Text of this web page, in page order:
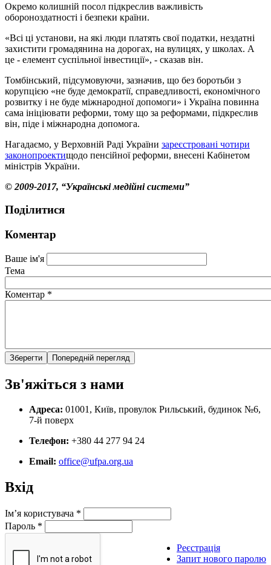
Окремо колишній посол підкреслив важливість
обороноздатності і безпеки країни.
«Всі ці установи, на які люди платять свої податки, нездатні
захистити громадянина на дорогах, на вулицях, у школах. А
це - елемент суспільної інвестиції», - сказав він.
Томбінський, підсумовуючи, зазначив, що без боротьби з
корупцією «не буде демократії, справедливості, економічного
розвитку і не буде міжнародної допомоги» і Україна повинна
сама ініціювати реформи, тому що за реформами, підкреслив
він, піде і міжнародна допомога.
Нагадаємо, у Верховній Раді України зареєстровані чотири
законопроектищодо пенсійної реформи, внесені Кабінетом
міністрів України.
© 2009-2017, “Українські медійні системи”
Поділитися
Коментар
Ваше ім'я
Тема
Коментар *
Зв'яжіться з нами
Адреса: 01001, Київ, провулок Рильський, будинок №6,
7-й поверх
Телефон: +380 44 277 94 24
Email: office@ufpa.org.ua
Вхід
Ім’я користувача *
Пароль *
Реєстрація
Запит нового паролю